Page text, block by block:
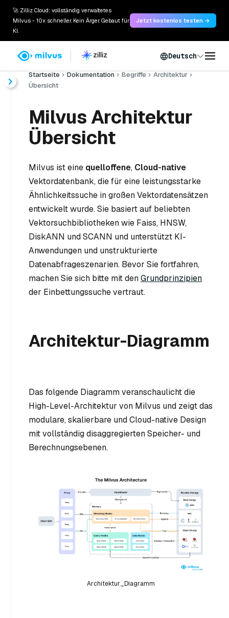
🚀 Zilliz Cloud: vollständig verwaltetes
Milvus - 10x schneller. Kein Ärger. Gebaut für
KI.
Jetzt kostenlos testen →
Deutsch
Startseite Dokumentation Begriffe
Architektur
Übersicht
Milvus Architektur
Übersicht
Milvus ist eine quelloffene, Cloud-native
Vektordatenbank, die für eine leistungsstarke
Ähnlichkeitssuche in großen Vektordatensätzen
entwickelt wurde. Sie basiert auf beliebten
Vektorsuchbibliotheken wie Faiss, HNSW,
DiskANN und SCANN und unterstützt KI-
Anwendungen und unstrukturierte
Datenabfrageszenarien. Bevor Sie fortfahren,
machen Sie sich bitte mit denGrundprinzipien
der Einbettungssuche vertraut.
Architektur-Diagramm
Das folgende Diagramm veranschaulicht die
High-Level-Architektur von Milvus und zeigt das
modulare, skalierbare und Cloud-native Design
mit vollständig disaggregierten Speicher- und
Berechnungsebenen.
Architektur_Diagramm